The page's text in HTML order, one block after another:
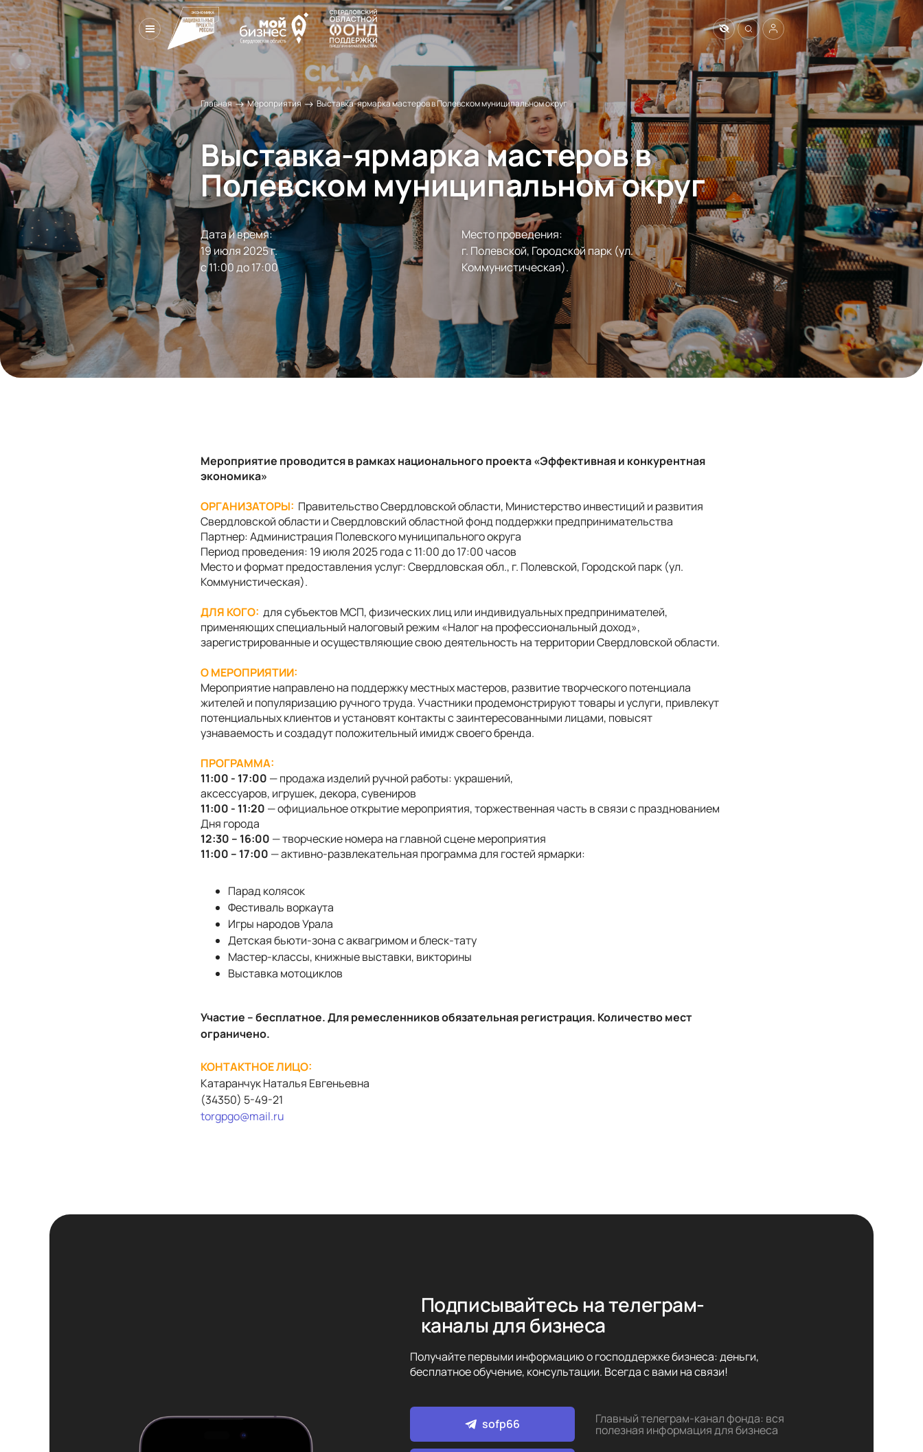
Главная→Мероприятия→Выставка-ярмарка мастеров в Полевском муниципальном округ
Выставка-ярмарка мастеров в
Полевском муниципальном округ
Дата и время:
19 июля 2025 г.
с 11:00 до 17:00
Место проведения:
г. Полевской, Городской парк (ул.
Коммунистическая).
Мероприятие проводится в рамках национального проекта «Эффективная и конкурентная
экономика»
ОРГАНИЗАТОРЫ: Правительство Свердловской области, Министерство инвестиций и развития
Свердловской области и Свердловский областной фонд поддержки предпринимательства
Партнер: Администрация Полевского муниципального округа
Период проведения: 19 июля 2025 года с 11:00 до 17:00 часов
Место и формат предоставления услуг: Свердловская обл., г. Полевской, Городской парк (ул.
Коммунистическая).
ДЛЯ КОГО: для субъектов МСП, физических лиц или индивидуальных предпринимателей,
применяющих специальный налоговый режим «Налог на профессиональный доход»,
зарегистрированные и осуществляющие свою деятельность на территории Свердловской области.
О МЕРОПРИЯТИИ:
Мероприятие направлено на поддержку местных мастеров, развитие творческого потенциала
жителей и популяризацию ручного труда. Участники продемонстрируют товары и услуги, привлекут
потенциальных клиентов и установят контакты с заинтересованными лицами, повысят
узнаваемость и создадут положительный имидж своего бренда.
ПРОГРАММА:
11:00 - 17:00 — продажа изделий ручной работы: украшений,
аксессуаров, игрушек, декора, сувениров
11:00 - 11:20 — официальное открытие мероприятия, торжественная часть в связи с празднованием
Дня города
12:30 – 16:00 — творческие номера на главной сцене мероприятия
11:00 – 17:00 — активно-развлекательная программа для гостей ярмарки:
Парад колясок
Фестиваль воркаута
Игры народов Урала
Детская бьюти-зона с аквагримом и блеск-тату
Мастер-классы, книжные выставки, викторины
Выставка мотоциклов
Участие – бесплатное. Для ремесленников обязательная регистрация. Количество мест
ограничено.
КОНТАКТНОЕ ЛИЦО:
Катаранчук Наталья Евгеньевна
(34350) 5-49-21
torgpgo@mail.ru
Подписывайтесь на телеграм-
каналы для бизнеса
Получайте первыми информацию о господдержке бизнеса: деньги,
бесплатное обучение, консультации. Всегда с вами на связи!
sofp66 Главный телеграм-канал фонда: вся
полезная информация для бизнеса